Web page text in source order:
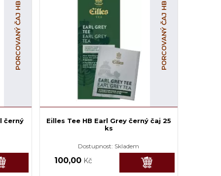
PORCOVANÝ ČAJ HB
černý
PORCOVANÝ ČAJ HB
Eilles Tee HB Earl Grey černý čaj 25
ks
Dostupnost: Skladem
100,00 Kč